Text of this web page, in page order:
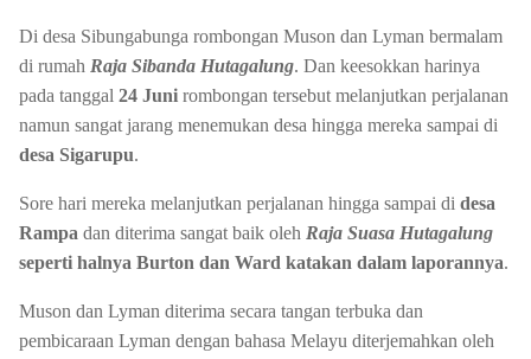
Di desa Sibungabunga rombongan Muson dan Lyman bermalam
di rumah Raja Sibanda Hutagalung. Dan keesokkan harinya
pada tanggal 24 Juni rombongan tersebut melanjutkan perjalanan
namun sangat jarang menemukan desa hingga mereka sampai di
desa Sigarupu.
Sore hari mereka melanjutkan perjalanan hingga sampai di desa
Rampa dan diterima sangat baik oleh Raja Suasa Hutagalung
seperti halnya Burton dan Ward katakan dalam laporannya.
Muson dan Lyman diterima secara tangan terbuka dan
pembicaraan Lyman dengan bahasa Melayu diterjemahkan oleh